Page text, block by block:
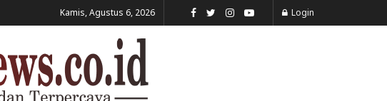
Kamis, Agustus 6, 2026 Login